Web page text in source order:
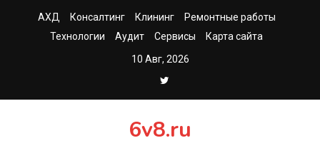
АХД Консалтинг Клининг
Ремонтные работы
Технологии
Аудит Сервисы
Карта сайта
10 Авг, 2026
6v8.ru